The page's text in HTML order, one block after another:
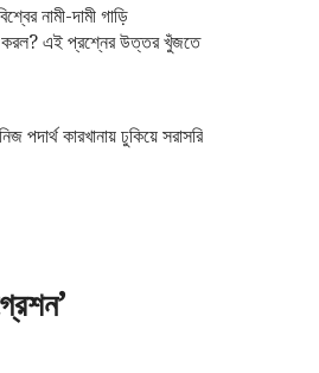
নামী-দামী গাড়ি
করল? এই প্রশ্নের উত্তর খুঁজতে
পদার্থ কারখানায় ঢুকিয়ে সরাসরি